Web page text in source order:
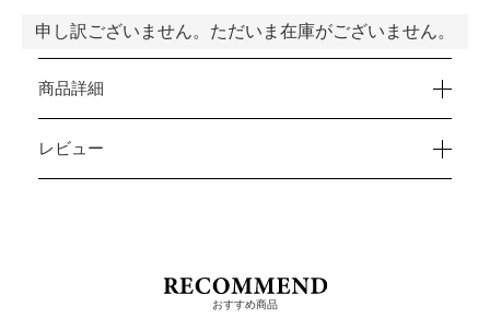
申し訳ございません。ただいま在庫がございません。
商品詳細
レビュー
おすすめ商品